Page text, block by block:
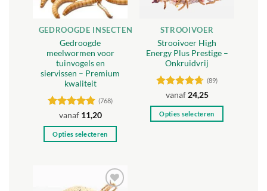
GEDROOGDE INSECTEN
Gedroogde
meelwormen voor
tuinvogels en
siervissen – Premium
kwaliteit
Gewaardeerd
4.88uit 5
(768)
vanaf 11,20
Opties selecteren
meerdere
STROOIVOER
Strooivoer High
Energy Plus Prestige –
Onkruidvrij
Gewaardeerd
4.71uit 5
(89)
vanaf 24,25
Opties selecteren